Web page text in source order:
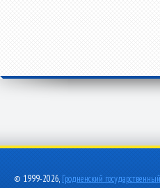
© 1999-2026, Гродненский